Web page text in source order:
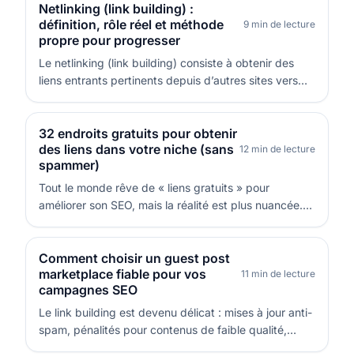
vous ne contrôlez pas chaque URL au cas par cas.
Utilisez nofollow quand…
Netlinking (link building) :
définition, rôle réel et méthode
propre pour progresser
9 min de lecture
Le netlinking (link building) consiste à obtenir des
liens entrants pertinents depuis d’autres sites vers
confiance et de chemin de découverte pour les
moteurs. C’est important parce qu’un profil de liens
cohérent peut accélére…
32 endroits gratuits pour obtenir
des liens dans votre niche (sans
spammer)
12 min de lecture
Tout le monde rêve de « liens gratuits » pour
améliorer son SEO, mais la réalité est plus nuancée.
argent vous coûtent en temps, en contenu et en
expertise : rédaction, participation aux
communautés, création d’actifs utiles, et…
Comment choisir un guest post
marketplace fiable pour vos
campagnes SEO
11 min de lecture
Le link building est devenu délicat : mises à jour anti-
spam, pénalités pour contenus de faible qualité,